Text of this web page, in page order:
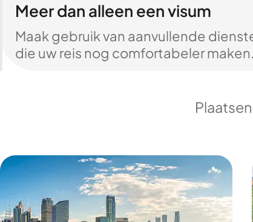
Meer dan alleen een visum
Maak gebruik van aanvullende
die uw reis nog comfortabeler maken.